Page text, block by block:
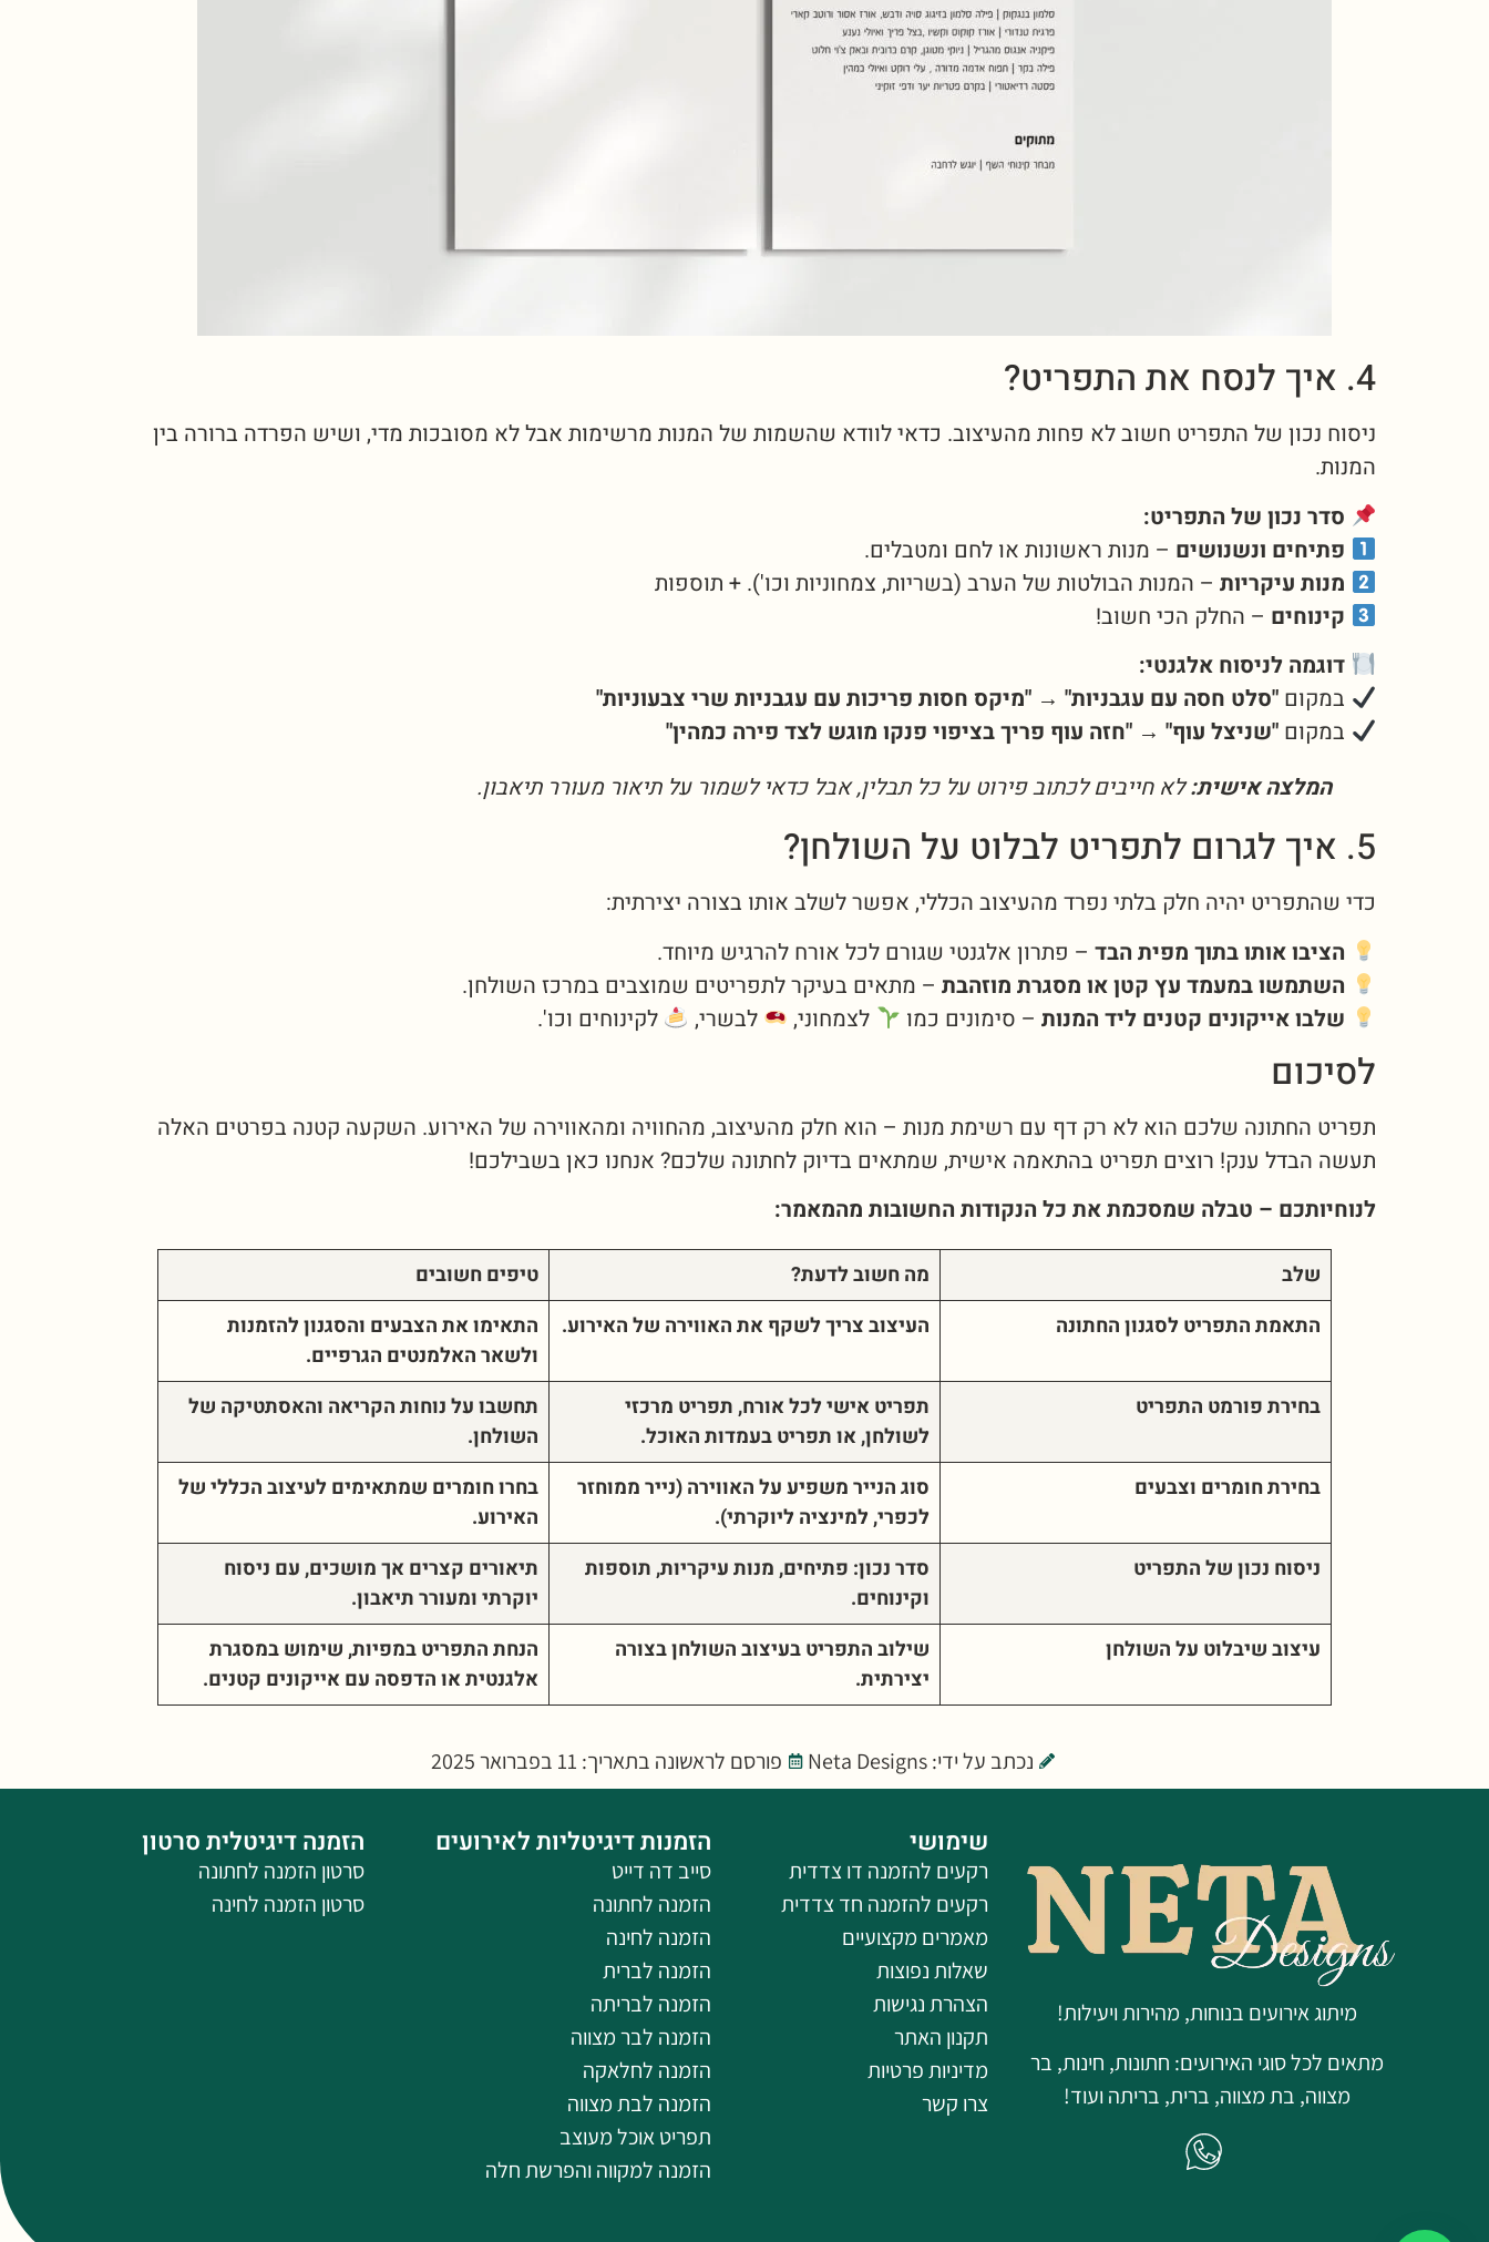
4. איך לנסח את התפריט?
ניסוח נכון של התפריט חשוב לא פחות מהעיצוב. כדאי לוודא שהשמות של המנות מרשימות אבל לא מסובכות מדי, ושיש הפרדה ברורה בין
המנות.
סדר נכון של התפריט:
פתיחים ונשנושים – מנות ראשונות או לחם ומטבלים.
מנות עיקריות– המנות הבולטות של הערב (בשריות, צמחוניות וכו'). + תוספות
קינוחים – החלק הכי חשוב!
דוגמה לניסוח אלגנטי:
במקום "סלט חסה עם עגבניות"→ "מיקס חסות פריכות עם עגבניות שרי צבעוניות"
במקום "שניצל עוף"→ "חזה עוף פריך בציפוי פנקו מוגש לצד פירה כמהין"
המלצה אישית:לא חייבים לכתוב פירוט על כל תבלין, אבל כדאי לשמור על תיאור מעורר תיאבון.
5. איך לגרום לתפריט לבלוט על השולחן?
כדי שהתפריט יהיה חלק בלתי נפרד מהעיצוב הכללי, אפשר לשלב אותו בצורה יצירתית:
הציבו אותו בתוך מפית הבד– פתרון אלגנטי שגורם לכל אורח להרגיש מיוחד.
השתמשו במעמד עץ קטן או מסגרת מוזהבת– מתאים בעיקר לתפריטים שמוצבים במרכז השולחן.
שלבו אייקונים קטנים ליד המנות– סימונים כמו לצמחוני, לבשרי, לקינוחים וכו'.
לסיכום
תפריט החתונה שלכם הוא לא רק דף עם רשימת מנות – הוא חלק מהעיצוב, מהחוויה ומהאווירה של האירוע. השקעה קטנה בפרטים האלה
תעשה הבדל ענק! רוצים תפריט בהתאמה אישית, שמתאים בדיוק לחתונה שלכם? אנחנו כאן בשבילכם!
לנוחיותכם – טבלה שמסכמת את כל הנקודות החשובות מהמאמר:
שלב מה חשוב לדעת?
טיפים חשובים
התאמת התפריט לסגנון החתונה
העיצוב צריך לשקף את האווירה של האירוע.
התאימו את הצבעים והסגנון להזמנות
ולשאר האלמנטים הגרפיים.
בחירת פורמט התפריט
תפריט אישי לכל אורח, תפריט מרכזי
לשולחן, או תפריט בעמדות האוכל.
תחשבו על נוחות הקריאה והאסתטיקה של
השולחן.
בחירת חומרים וצבעים
סוג הנייר משפיע על האווירה (נייר ממוחזר
לכפרי, למינציה ליוקרתי).
בחרו חומרים שמתאימים לעיצוב הכללי של
האירוע.
ניסוח נכון של התפריט
סדר נכון: פתיחים, מנות עיקריות, תוספות
וקינוחים.
תיאורים קצרים אך מושכים, עם ניסוח
יוקרתי ומעורר תיאבון.
עיצוב שיבלוט על השולחן
שילוב התפריט בעיצוב השולחן בצורה
יצירתית.
הנחת התפריט במפיות, שימוש במסגרת
אלגנטית או הדפסה עם אייקונים קטנים.
נכתב על ידי: Neta Designs פורסם לראשונה בתאריך: 11 בפברואר 2025
מיתוג אירועים בנוחות, מהירות ויעילות!
מתאים לכל סוגי האירועים: חתונות, חינות, בר
מצווה, בת מצווה, ברית, בריתה ועוד!
שימושי
רקעים להזמנה דו צדדית
רקעים להזמנה חד צדדית
מאמרים מקצועיים
שאלות נפוצות
הצהרת נגישות
תקנון האתר
מדיניות פרטיות
צרו קשר
הזמנות דיגיטליות לאירועים
סייב דה דייט
הזמנה לחתונה
הזמנה לחינה
הזמנה לברית
הזמנה לבריתה
הזמנה לבר מצווה
הזמנה לחלאקה
הזמנה לבת מצווה
תפריט אוכל מעוצב
הזמנה למקווה והפרשת חלה
הזמנה דיגיטלית סרטון
סרטון הזמנה לחתונה
סרטון הזמנה לחינה